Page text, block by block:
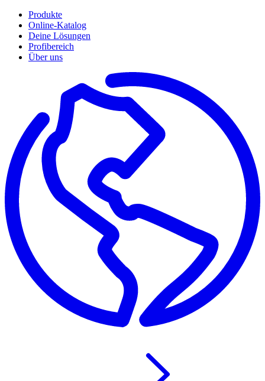
Produkte
Online-Katalog
Deine Lösungen
Profibereich
Über uns